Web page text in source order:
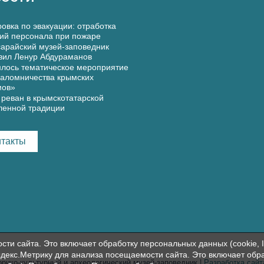
по эвакуации: отработка
персонала при пожаре
музей-заповедник
Ленур Абдураманов
тематическое мероприятие
крымских
в крымскотатарской
традиции
сайта. Это включает обработку персональных данных (cookie,
для анализа посещаемости сайта. Это включает